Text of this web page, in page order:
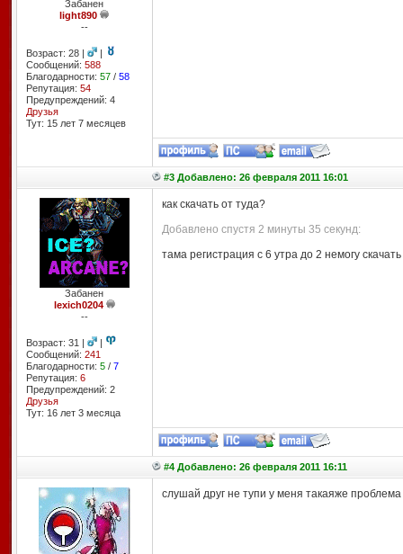
Забанен
light890
--
Возраст: 28 |
|
Сообщений: 588
Благодарности: 57/ 58
Репутация: 54
Предупреждений: 4
Друзья
Тут: 15 лет 7 месяцев
#3 Добавлено: 26 февраля 2011 16:01
Забанен
lexich0204
--
Возраст: 31 |
|
Сообщений: 241
Благодарности: 5/ 7
Репутация: 6
Предупреждений: 2
Друзья
Тут: 16 лет 3 месяцa
как скачать от туда?
Добавлено спустя 2 минуты 35 секунд:
тама регистрация с 6 утра до 2 немогу скачать
#4 Добавлено: 26 февраля 2011 16:11
слушай друг не тупи у меня такаяже